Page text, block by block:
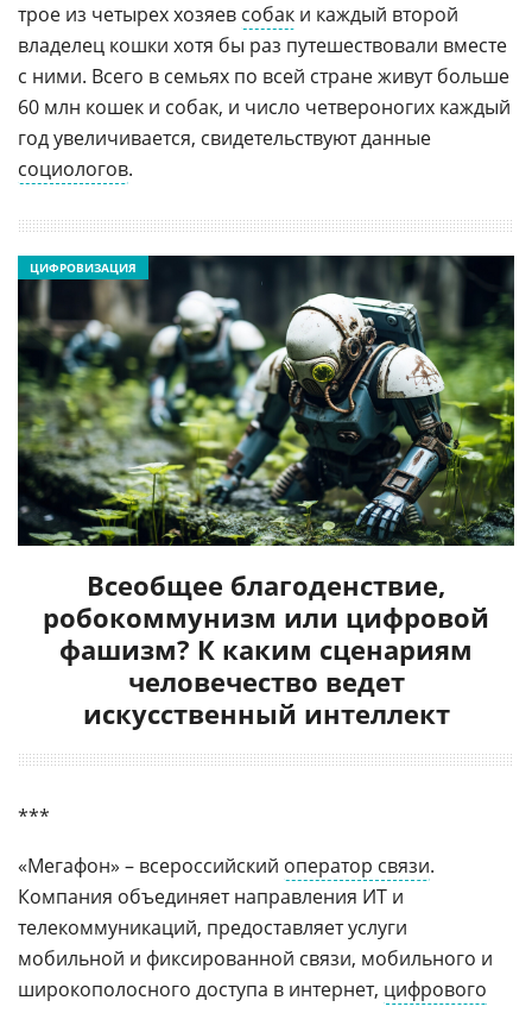
трое из четырех хозяев собак и каждый второй
владелец кошки хотя бы раз путешествовали вместе
с ними. Всего в семьях по всей стране живут больше
60 млн кошек и собак, и число четвероногих каждый
год увеличивается, свидетельствуют данные
социологов.
Всеобщее благоденствие,
робокоммунизм или цифровой
фашизм? К каким сценариям
человечество ведет
искусственный интеллект
ЦИФРОВИЗАЦИЯ
***
«Мегафон» – всероссийский оператор связи.
Компания объединяет направления ИТ и
телекоммуникаций, предоставляет услуги
мобильной и фиксированной связи, мобильного и
широкополосного доступа в интернет, цифрового